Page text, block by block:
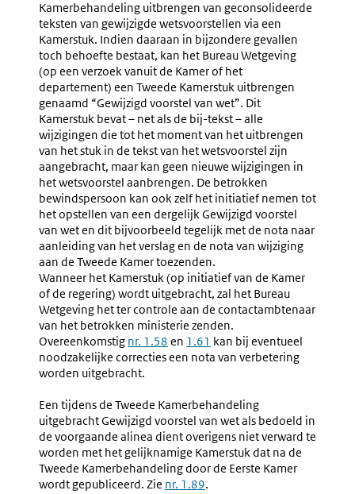
Kamerbehandeling uitbrengen van geconsolideerde
teksten van gewijzigde wetsvoorstellen via een
Kamerstuk. Indien daaraan in bijzondere gevallen
toch behoefte bestaat, kan het Bureau Wetgeving
(op een verzoek vanuit de Kamer of het
departement) een Tweede Kamerstuk uitbrengen
genaamd “Gewijzigd voorstel van wet”. Dit
Kamerstuk bevat – net als de bij-tekst – alle
wijzigingen die tot het moment van het uitbrengen
van het stuk in de tekst van het wetsvoorstel zijn
aangebracht, maar kan geen nieuwe wijzigingen in
het wetsvoorstel aanbrengen. De betrokken
bewindspersoon kan ook zelf het initiatief nemen tot
het opstellen van een dergelijk Gewijzigd voorstel
van wet en dit bijvoorbeeld tegelijk met de nota naar
aanleiding van het verslag en de nota van wijziging
aan de Tweede Kamer toezenden.
Wanneer het Kamerstuk (op initiatief van de Kamer
of de regering) wordt uitgebracht, zal het Bureau
Wetgeving het ter controle aan de contactambtenaar
van het betrokken ministerie zenden.
Overeenkomstig nr. 1.58 en 1.61 kan bij eventueel
noodzakelijke correcties een nota van verbetering
worden uitgebracht.
Een tijdens de Tweede Kamerbehandeling
uitgebracht Gewijzigd voorstel van wet als bedoeld in
de voorgaande alinea dient overigens niet verward te
worden met het gelijknamige Kamerstuk dat na de
Tweede Kamerbehandeling door de Eerste Kamer
wordt gepubliceerd. Zie nr. 1.89.